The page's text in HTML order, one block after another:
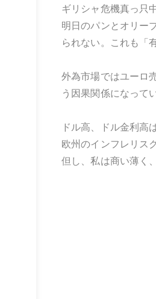
ギリシャ危機真っ只
明日のパンとオリー
られない。これも「
外為市場ではユーロ
う因果関係になって
ドル高、ドル金利高
欧州のインフレリス
但し、私は商い薄く